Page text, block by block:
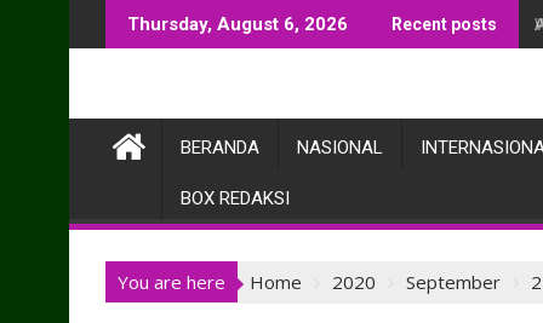
to
Thursday, August 6, 2026 Recent posts
BERANDA NASIONAL
BOX REDAKSI
You are here Home 2020 September